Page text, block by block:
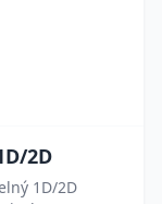
2D
1D/2D